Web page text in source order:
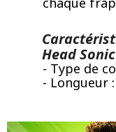
Head
- Type de
- Longueur